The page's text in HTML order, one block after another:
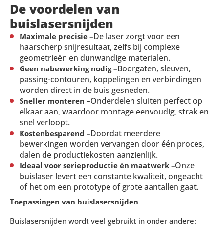
De voordelen van
buislasersnijden
Maximale precisie –De laser zorgt voor een
haarscherp snijresultaat, zelfs bij complexe
geometrieën en dunwandige materialen.
Geen nabewerking nodig –Boorgaten, sleuven,
passing-contouren, koppelingen en verbindingen
worden direct in de buis gesneden.
Sneller monteren –Onderdelen sluiten perfect op
elkaar aan, waardoor montage eenvoudig, strak en
snel verloopt.
Kostenbesparend –Doordat meerdere
bewerkingen worden vervangen door één proces,
dalen de productiekosten aanzienlijk.
Ideaal voor serieproductie én maatwerk –Onze
buislaser levert een constante kwaliteit, ongeacht
of het om een prototype of grote aantallen gaat.
Toepassingen van buislasersnijden
Buislasersnijden wordt veel gebruikt in onder andere: